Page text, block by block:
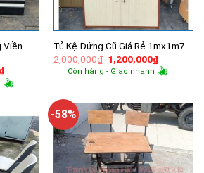
Viền
Giá
hiện
tại
2,090,000₫.
Tủ Kệ Đứng Cũ Giá Rẻ 1mx1m7
2,000,000₫ Giá
gốc
là:
1,200,000₫Giá
hiện
tại
Còn hàng - Giao nhanh
-58%